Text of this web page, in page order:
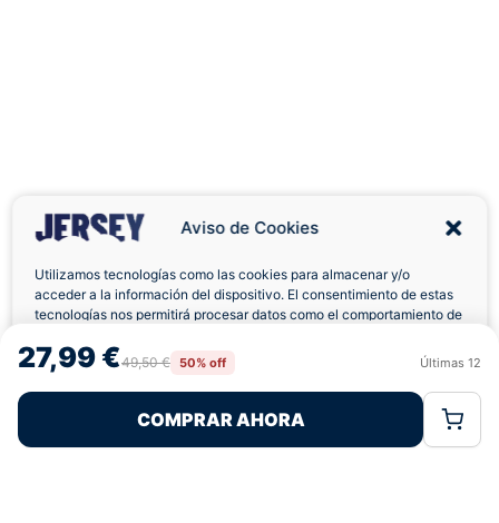
Aviso de Cookies
Utilizamos tecnologías como las cookies para almacenar y/o
acceder a la información del dispositivo. El consentimiento de estas
tecnologías nos permitirá procesar datos como el comportamiento de
retirar el consentimiento, puede afectar negativamente a ciertas
características y funciones.
Rechazar
Política de CookiesPolítica de Privacidad
27,99 €49,50 € 50% off Últimas 12
COMPRAR AHORA
Envíos a Domicilio Devolución 7 Días
Pagos 100% Seguros Ofertas Sin Límites